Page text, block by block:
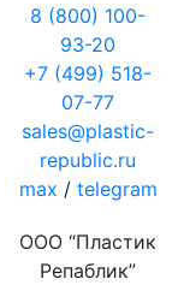
8 (800) 100-
93-20
+7 (499) 518-
07-77
sales@plastic-
republic.ru
max / telegram
ООО “Пластик
Репаблик”